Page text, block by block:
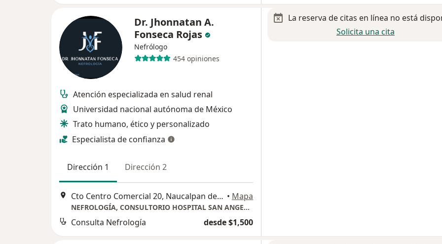
Dr. Jhonnatan A.
Fonseca Rojas
Nefrólogo
454 opiniones
Atención especializada en salud renal
Universidad nacional autónoma de México
Trato humano, ético y personalizado
Especialista de confianza
Dirección 1 Dirección 2
Cto Centro Comercial 20, Naucalpan de Juárez • Mapa
NEFROLOGÍA, CONSULTORIO HOSPITAL SAN ANGEL INN.
Consulta Nefrología desde $1,500
La reserva de citas en línea no está
Solicita una cita